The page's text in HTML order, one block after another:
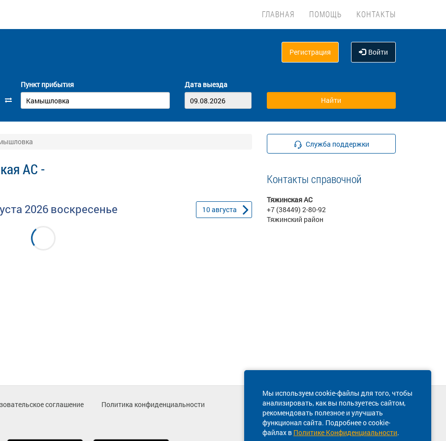
ГЛАВНАЯ ПОМОЩЬ КОНТАКТЫ
Регистрация Войти
Пункт прибытия Дата выезда
АС -
2026 воскресенье 10августа
Служба поддержки
Контакты справочной
Тяжинская АС
+7 (38449) 2-80-92
Тяжинский район
Мы используем cookie-файлы для того, чтобы
анализировать, как вы пользуетесь сайтом,
рекомендовать полезное и улучшать
функционал сайта. Подробнее о cookie-
файлах в Политике Конфиденциальности.
соглашение
Политика конфиденциальности
Техническая поддержка сайта
8 800 600-03-38